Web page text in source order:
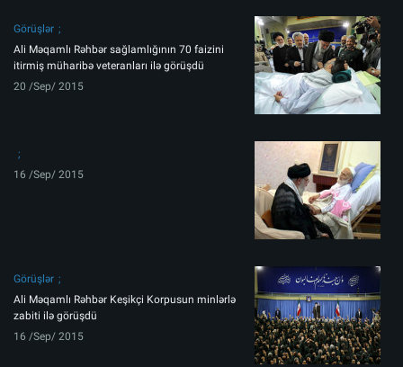
Görüşlər
Ali Məqamlı Rəhbər sağlamlığının 70 faizini
itirmiş müharibə veteranları ilə görüşdü
20 /Sep/ 2015
16 /Sep/ 2015
Görüşlər
Ali Məqamlı Rəhbər Keşikçi Korpusun minlərlə
zabiti ilə görüşdü
16 /Sep/ 2015